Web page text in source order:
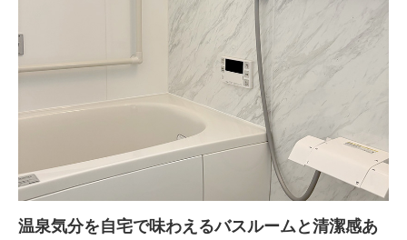
温泉気分を自宅で味わえるバスルームと清潔感あ